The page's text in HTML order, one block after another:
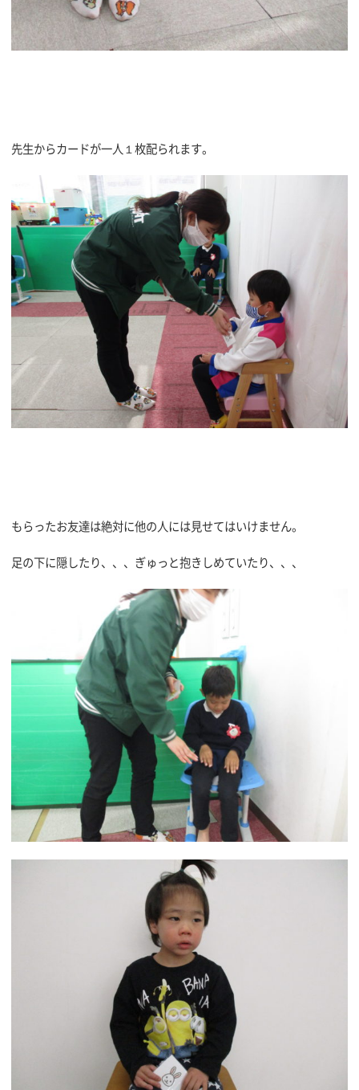
先生からカードが一人１枚配られます。
もらったお友達は絶対に他の人には見せてはいけません。
足の下に隠したり、、、ぎゅっと抱きしめていたり、、、